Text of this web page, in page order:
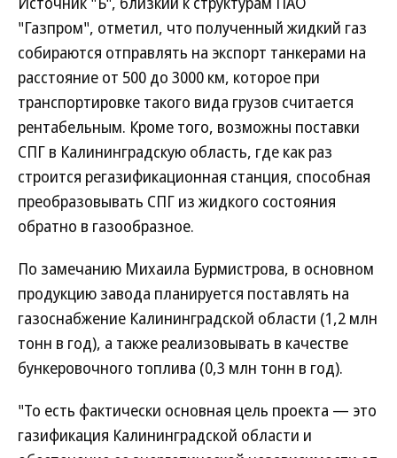
"Газпром", отметил, что полученный жидкий газ
собираются отправлять на экспорт танкерами на
расстояние от 500 до 3000 км, которое при
транспортировке такого вида грузов считается
рентабельным. Кроме того, возможны поставки
СПГ в Калининградскую область, где как раз
строится регазификационная станция, способная
преобразовывать СПГ из жидкого состояния
обратно в газообразное.
По замечанию Михаила Бурмистрова, в основном
продукцию завода планируется поставлять на
газоснабжение Калининградской области (1,2 млн
тонн в год), а также реализовывать в качестве
бункеровочного топлива (0,3 млн тонн в год).
"То есть фактически основная цель проекта — это
газификация Калининградской области и